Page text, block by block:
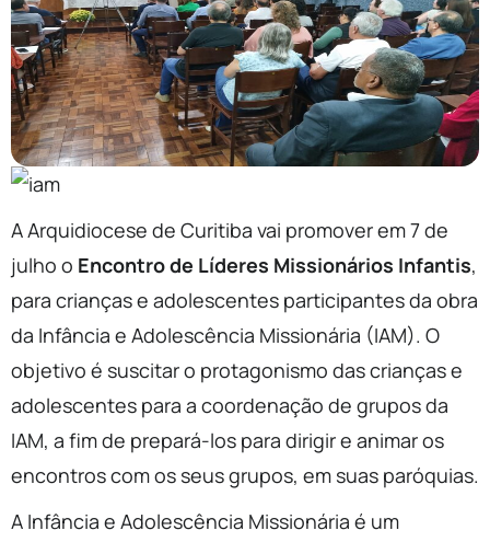
A Arquidiocese de Curitiba vai promover em 7 de
julho o Encontro de Líderes Missionários Infantis,
para crianças e adolescentes participantes da obra
da Infância e Adolescência Missionária (IAM). O
objetivo é suscitar o protagonismo das crianças e
adolescentes para a coordenação de grupos da
IAM, a fim de prepará-los para dirigir e animar os
encontros com os seus grupos, em suas paróquias.
A Infância e Adolescência Missionária é um